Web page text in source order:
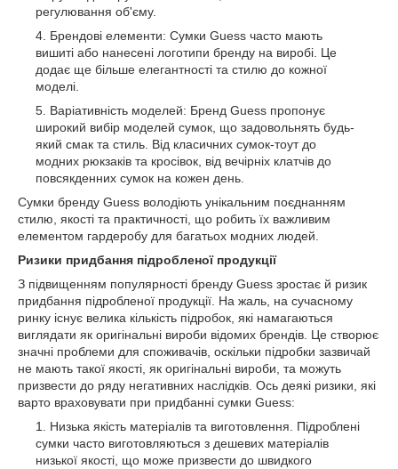
регулювання об'єму.
Брендові елементи: Сумки Guess часто мають
вишиті або нанесені логотипи бренду на виробі. Це
додає ще більше елегантності та стилю до кожної
моделі.
Варіативність моделей: Бренд Guess пропонує
широкий вибір моделей сумок, що задовольнять будь-
який смак та стиль. Від класичних сумок-тоут до
модних рюкзаків та кросівок, від вечірніх клатчів до
повсякденних сумок на кожен день.
Сумки бренду Guess володіють унікальним поєднанням
стилю, якості та практичності, що робить їх важливим
елементом гардеробу для багатьох модних людей.
Ризики придбання підробленої продукції
З підвищенням популярності бренду Guess зростає й ризик
придбання підробленої продукції. На жаль, на сучасному
ринку існує велика кількість підробок, які намагаються
виглядати як оригінальні вироби відомих брендів. Це створює
значні проблеми для споживачів, оскільки підробки зазвичай
не мають такої якості, як оригінальні вироби, та можуть
призвести до ряду негативних наслідків. Ось деякі ризики, які
варто враховувати при придбанні сумки Guess:
Низька якість матеріалів та виготовлення. Підроблені
сумки часто виготовляються з дешевих матеріалів
низької якості, що може призвести до швидкого